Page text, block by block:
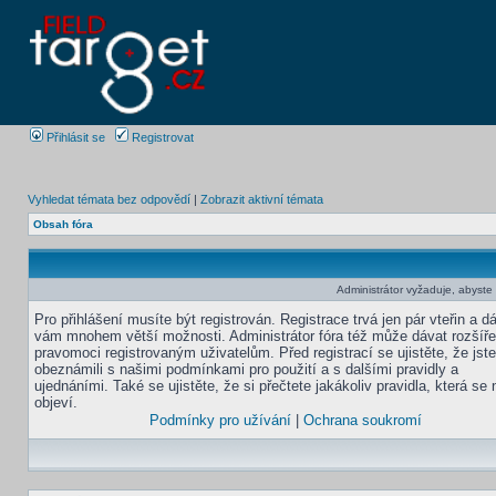
Přihlásit se Registrovat
Vyhledat témata bez odpovědí | Zobrazit aktivní témata
Obsah fóra
Administrátor vyžaduje,
Pro přihlášení musíte být registrován. Registrace trvá jen pár vteřin a
vám mnohem větší možnosti. Administrátor fóra též může dávat
pravomoci registrovaným uživatelům. Před registrací se ujistěte, že
obeznámili s našimi podmínkami pro použití a s dalšími pravidly a
ujednáními. Také se ujistěte, že si přečtete jakákoliv pravidla, která se
objeví.
Podmínky pro užívání| Ochrana soukromí